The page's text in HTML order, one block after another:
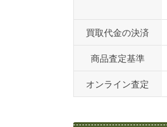
買取代金の決済
商品査定基準
オンライン査定